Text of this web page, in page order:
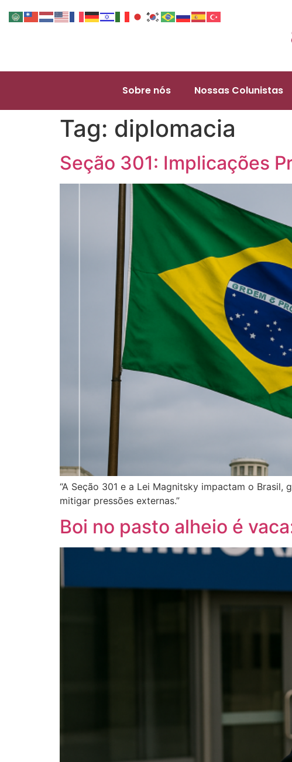
Sobre nós Nossas Colunistas
Tag: diplomacia
Seção 301: Implicações
“A Seção 301 e a Lei Magnitsky impactam o
mitigar pressões externas.”
Boi no pasto alheio é